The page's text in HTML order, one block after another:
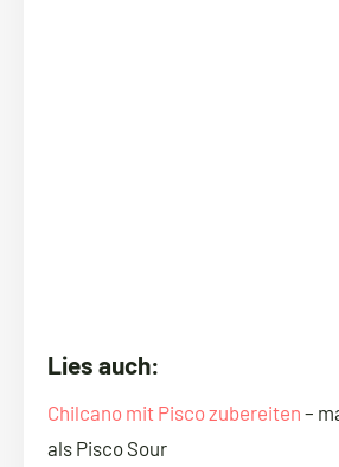
Lies auch:
Chilcano mit Pisco zubereiten –
als Pisco Sour